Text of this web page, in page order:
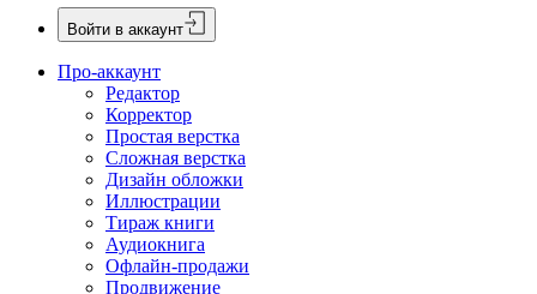
Войти в аккаунт
Про-аккаунт
Редактор
Корректор
Простая верстка
Сложная верстка
Дизайн обложки
Иллюстрации
Тираж книги
Аудиокнига
Офлайн-продажи
Продвижение